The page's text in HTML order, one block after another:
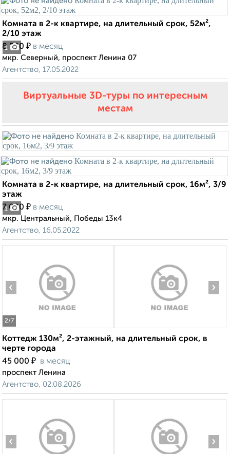
1
Комната в 2-к квартире, на длительный срок, 52м²,
2/10 этаж
8 500 ₽ в месяц
мкр. Северный, проспект Ленина 07
Агентство, 17.05.2022
Виртуальные 3D-туры по интересным
местам
1
Комната в 2-к квартире, на длительный срок, 16м², 3/9
этаж
7 000 ₽ в месяц
мкр. Центральный, Победы 13к4
Агентство, 16.05.2022
2/7
‹ ›
Коттедж 130м², 2-этажный, на длительный срок, в
черте города
45 000 ₽ в месяц
проспект Ленина
Агентство, 02.08.2026
‹ ›